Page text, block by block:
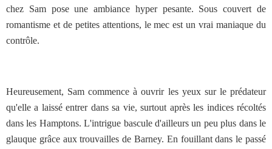
chez Sam pose une ambiance hyper pesante. Sous couvert de
romantisme et de petites attentions, le mec est un vrai maniaque du
contrôle.
Heureusement, Sam commence à ouvrir les yeux sur le prédateur
qu'elle a laissé entrer dans sa vie, surtout après les indices récoltés
dans les Hamptons. L'intrigue bascule d'ailleurs un peu plus dans le
glauque grâce aux trouvailles de Barney. En fouillant dans le passé